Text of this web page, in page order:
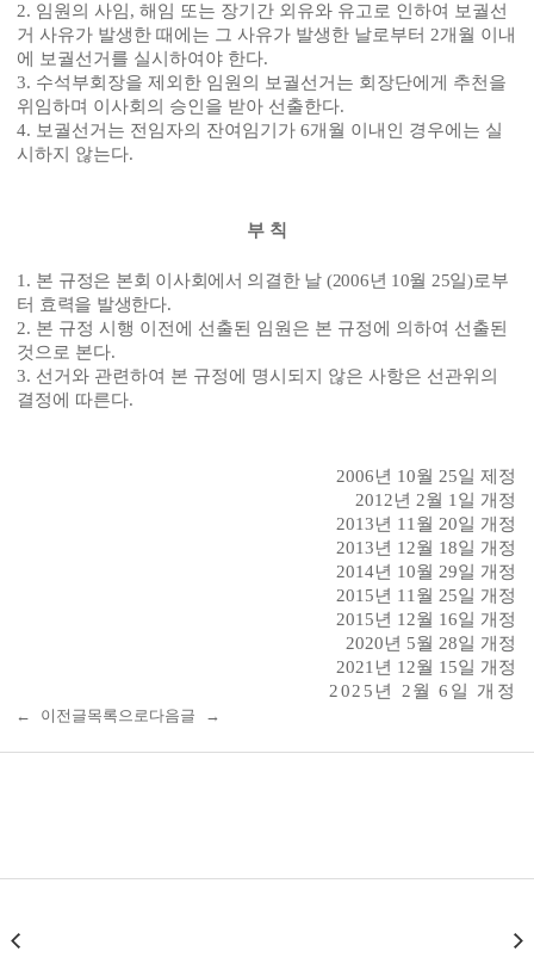
2. 임원의 사임,해임 또는 장기간 외유와 유고로 인하여 보궐선
거 사유가 발생한 때에는 그 사유가 발생한 날로부터 2개월 이내
에 보궐선거를 실시하여야 한다.
3. 수석부회장을 제외한 임원의 보궐선거는 회장단에게 추천을
위임하며 이사회의 승인을 받아 선출한다.
4. 보궐선거는 전임자의 잔여임기가6개월 이내인 경우에는 실
시하지 않는다.
부 칙
1. 본 규정은 본회 이사회에서 의결한 날 (2006년 10월 25일)로부
터 효력을 발생한다.
2. 본 규정 시행 이전에 선출된 임원은 본 규정에 의하여 선출된
것으로 본다.
3. 선거와 관련하여 본 규정에 명시되지 않은 사항은 선관위의
결정에 따른다.
2006년 10월 25일 제정
2012년 2월 1 일 개정
2013년 11 월 20일 개정
2013년 12월 18일 개정
2014년 10월 29일 개정
2015년 11 월 25일 개정
2015년 12월 16일 개정
2020년 5월 28일 개정
2021 년 12월 15일 개정
2025 년 2월6 일 개정
← 이전글목록으로다음글 →